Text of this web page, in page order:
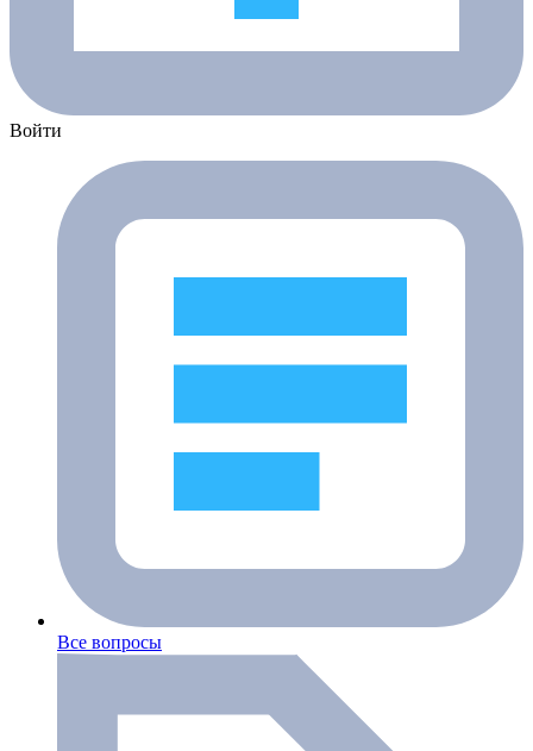
Войти
Все вопросы